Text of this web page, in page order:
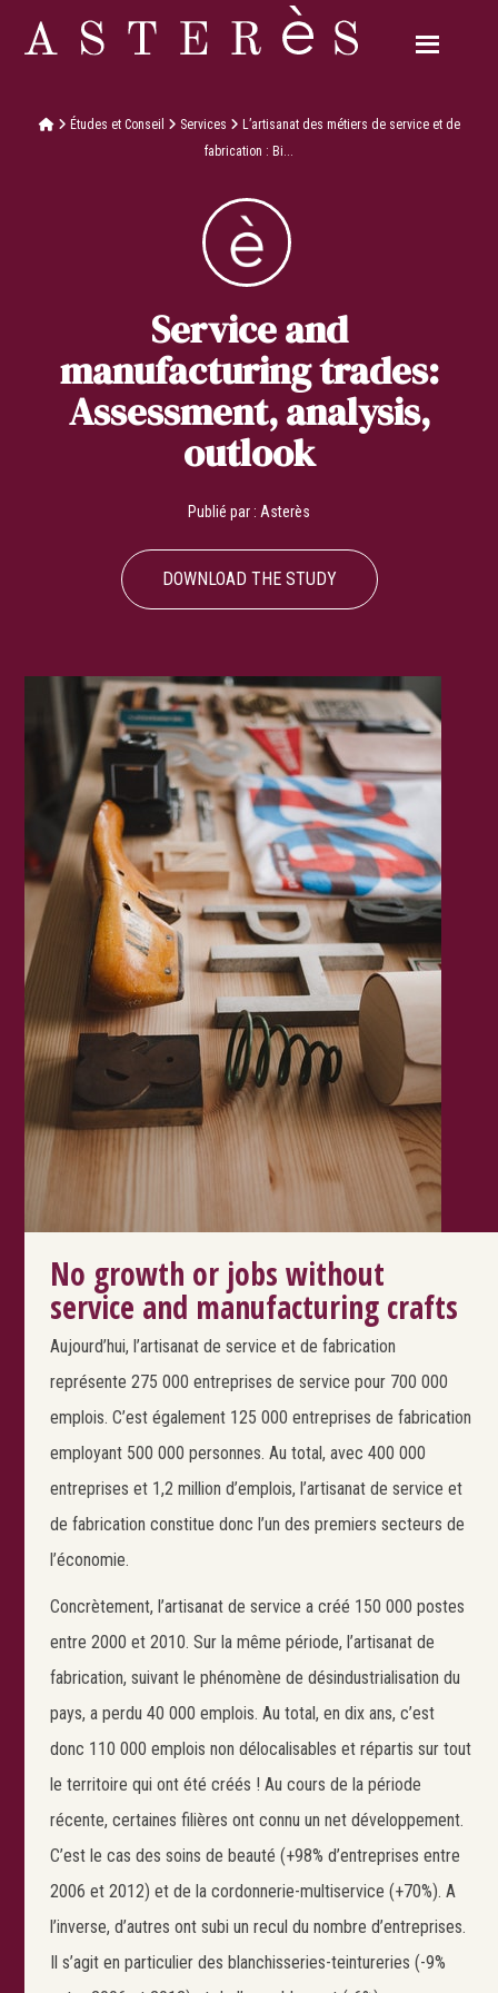
Études et Conseil Services
L’artisanat des métiers de service et de
fabrication : Bi...
Service and
manufacturing trades:
Assessment, analysis,
outlook
Publié par : Asterès
DOWNLOAD THE STUDY
No growth or jobs without
service and manufacturing crafts
Aujourd’hui, l’artisanat de service et de fabrication
représente 275 000 entreprises de service pour 700 000
emplois. C’est également 125 000 entreprises de fabrication
employant 500 000 personnes. Au total, avec 400 000
entreprises et 1,2 million d’emplois, l’artisanat de service et
de fabrication constitue donc l’un des premiers secteurs de
l’économie.
Concrètement, l’artisanat de service a créé 150 000 postes
entre 2000 et 2010. Sur la même période, l’artisanat de
fabrication, suivant le phénomène de désindustrialisation du
pays, a perdu 40 000 emplois. Au total, en dix ans, c’est
donc 110 000 emplois non délocalisables et répartis sur tout
le territoire qui ont été créés ! Au cours de la période
récente, certaines filières ont connu un net développement.
C’est le cas des soins de beauté (+98% d’entreprises entre
2006 et 2012) et de la cordonnerie-multiservice (+70%). A
l’inverse, d’autres ont subi un recul du nombre d’entreprises.
Il s’agit en particulier des blanchisseries-teintureries (-9%